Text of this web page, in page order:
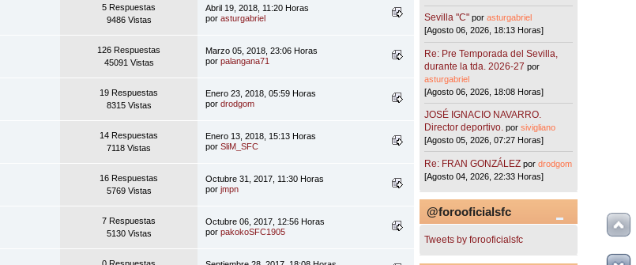
5 Respuestas
9486 Vistas
Abril 19, 2018, 11:20 Horas
porasturgabriel
126 Respuestas
45091 Vistas
Marzo 05, 2018, 23:06 Horas
porpalangana71
19 Respuestas
8315 Vistas
Enero 23, 2018, 05:59 Horas
pordrodgom
14 Respuestas
7118 Vistas
Enero 13, 2018, 15:13 Horas
porSliM_SFC
16 Respuestas
5769 Vistas
Octubre 31, 2017, 11:30 Horas
porjmpn
7 Respuestas
5130 Vistas
Octubre 06, 2017, 12:56 Horas
porpakokoSFC1905
0 Respuestas
Sevilla "C"porasturgabriel
[Agosto 06, 2026, 18:13 Horas]
Re: Pre Temporada del Sevilla,
durante la tda. 2026-27 por
asturgabriel
[Agosto 06, 2026, 18:08 Horas]
JOSÉ IGNACIO NAVARRO.
Director deportivo. porsivigliano
[Agosto 05, 2026, 07:27 Horas]
Re: FRAN GONZÁLEZ pordrodgom
[Agosto 04, 2026, 22:33 Horas]
@forooficialsfc
Tweets by forooficialsfc